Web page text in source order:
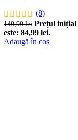
(8)
149,99lei Prețul inițial
este: 84,99 lei.
Adaugă în coș